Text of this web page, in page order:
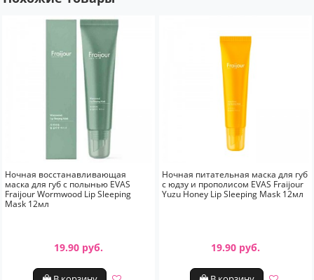
Ночная восстанавливающая
маска для губ с полынью EVAS
Fraijour Wormwood Lip Sleeping
Mask 12мл
19.90 руб.
Ночная питательная маска для губ
с юдзу и прополисом EVAS Fraijour
Yuzu Honey Lip Sleeping Mask 12мл
19.90 руб.